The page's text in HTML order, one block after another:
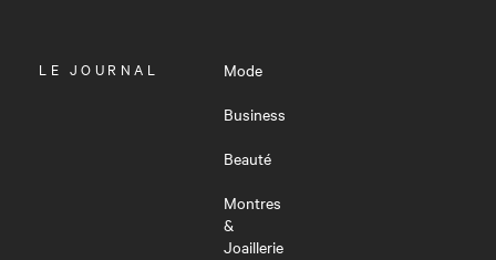
OUVRIR
LE JOURNAL
Mode
Business
Beauté
Montres
&
Joaillerie